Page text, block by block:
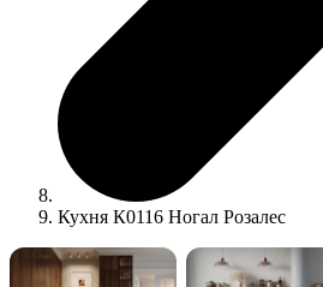
Кухня К0116 Ногал Розалес